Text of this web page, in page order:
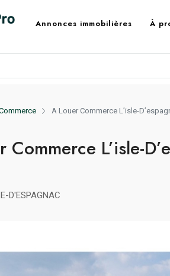
Annonces immobilières À
A Louer Commerce L’isle-
Commerce L’isle-
D'ESPAGNAC